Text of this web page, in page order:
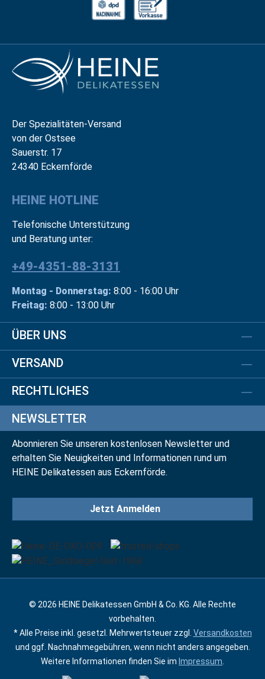
Der Spezialitäten-Versand
von der Ostsee
Sauerstr. 17
24340 Eckernförde
HEINE HOTLINE
Telefonische Unterstützung
und Beratung unter:
+49-4351-88-3131
Montag - Donnerstag: 8:00 - 16:00 Uhr
Freitag: 8:00 - 13:00 Uhr
ÜBER UNS
VERSAND
RECHTLICHES
NEWSLETTER
Abonnieren Sie unseren kostenlosen Newsletter und
erhalten Sie Neuigkeiten und Informationen rund um
HEINE Delikatessen aus Eckernförde.
Jetzt Anmelden
© 2026 HEINE Delikatessen GmbH & Co. KG. Alle Rechte
vorbehalten.
* Alle Preise inkl. gesetzl. Mehrwertsteuer zzgl. Versandkosten
und ggf. Nachnahmegebühren, wenn nicht anders angegeben.
Weitere Informationen finden Sie im Impressum.